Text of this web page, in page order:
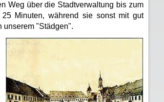
Weg über die Stadtverwaltung bis zum
Minuten, während sie sonst mit gut
unserem "Städgen".